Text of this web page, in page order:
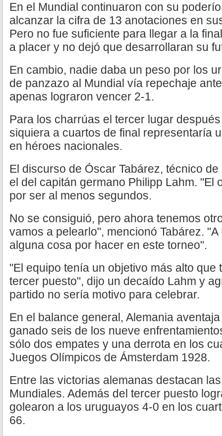
En el Mundial continuaron con su
alcanzar la cifra de 13 anotaciones en
Pero no fue suficiente para llegar a la
a placer y no dejó que desarrollaran su
En cambio, nadie daba un peso por los
de panzazo al Mundial vía repechaje
apenas lograron vencer 2-1.
Para los charrúas el tercer lugar
siquiera a cuartos de final representaría
en héroes nacionales.
El discurso de Óscar Tabárez, técnico
el del capitán germano Philipp Lahm. "El
por ser al menos segundos.
No se consiguió, pero ahora tenemos
vamos a pelearlo", mencionó Tabárez.
alguna cosa por hacer en este torneo".
"El equipo tenía un objetivo más alto que
tercer puesto", dijo un decaído Lahm y
partido no sería motivo para celebrar.
En el balance general, Alemania
ganado seis de los nueve
sólo dos empates y una derrota en los
Juegos Olímpicos de Ámsterdam 1928.
Entre las victorias alemanas destacan
Mundiales. Además del tercer puesto
golearon a los uruguayos 4-0 en los
66.